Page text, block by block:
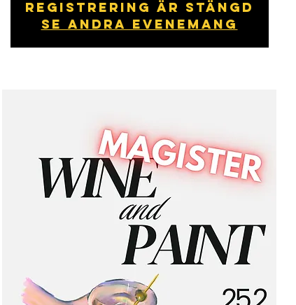
Registrering är stängd
Se andra evenemang